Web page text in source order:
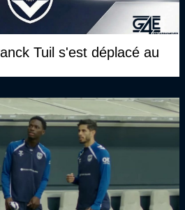
Tuil s'est déplacé au